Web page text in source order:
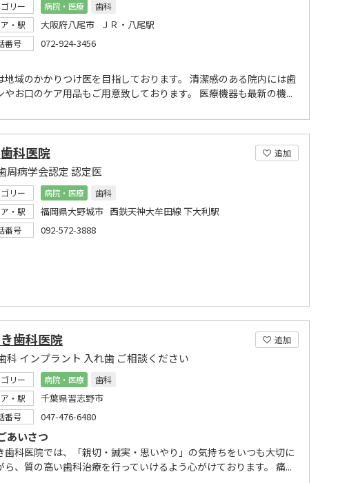
リー 病院・医療
歯科
・駅
大阪府八尾市 ＪＲ・八尾駅
番号 072-924-3456
地域のかかりつけ医を目指しております。 清潔感のある院内には歯
やお口のケア用品もご用意致しております。 医療機器も最新の機...
追加
科医院
周病学会認定 認定医
リー 病院・医療
歯科
・駅
福岡県大野城市 西鉄天神大牟田線 下大利駅
番号 092-572-3888
追加
歯科医院
科 インプラント 入れ歯 ご相談ください
リー 病院・医療
歯科
・駅
千葉県習志野市
番号 047-476-6480
あいさつ
歯科医院では、「親切・誠実・思いやり」の気持ちをいつも大切に
ら、質の高い歯科治療を行っていけるよう心がけております。 痛...